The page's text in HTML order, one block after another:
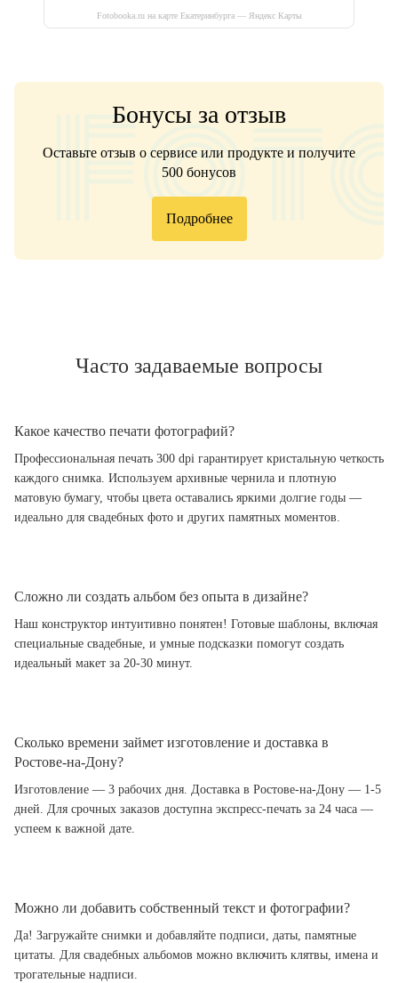
Fotobooka.ru на карте Екатеринбурга — Яндекс Карты
Бонусы за отзыв
Оставьте отзыв о сервисе или продукте и получите
500 бонусов
Подробнее
Часто задаваемые вопросы
Какое качество печати фотографий?
Профессиональная печать 300 dpi гарантирует кристальную четкость
каждого снимка. Используем архивные чернила и плотную
матовую бумагу, чтобы цвета оставались яркими долгие годы —
идеально для свадебных фото и других памятных моментов.
Сложно ли создать альбом без опыта в дизайне?
Наш конструктор интуитивно понятен! Готовые шаблоны, включая
специальные свадебные, и умные подсказки помогут создать
идеальный макет за 20-30 минут.
Сколько времени займет изготовление и доставка в
Ростове-на-Дону?
Изготовление — 3 рабочих дня. Доставка в Ростове-на-Дону — 1-5
дней. Для срочных заказов доступна экспресс-печать за 24 часа —
успеем к важной дате.
Можно ли добавить собственный текст и фотографии?
Да! Загружайте снимки и добавляйте подписи, даты, памятные
цитаты. Для свадебных альбомов можно включить клятвы, имена и
трогательные надписи.